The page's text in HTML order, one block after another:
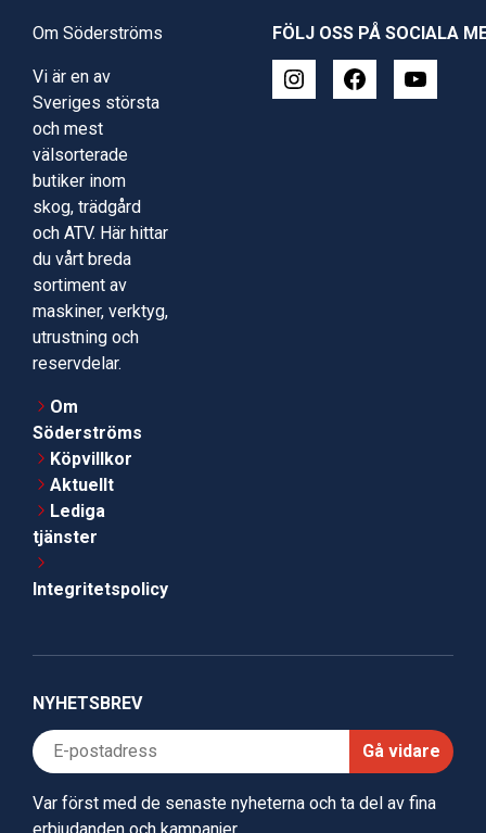
Om Söderströms
Vi är en av
Sveriges största
och mest
välsorterade
butiker inom
skog, trädgård
och ATV. Här hittar
du vårt breda
sortiment av
maskiner, verktyg,
utrustning och
reservdelar.
Om
Söderströms
Köpvillkor
Aktuellt
Lediga
tjänster
Integritetspolicy
FÖLJ OSS PÅ SOCIALA
NYHETSBREV
Gå vidare
Var först med de senaste nyheterna och ta del av fina